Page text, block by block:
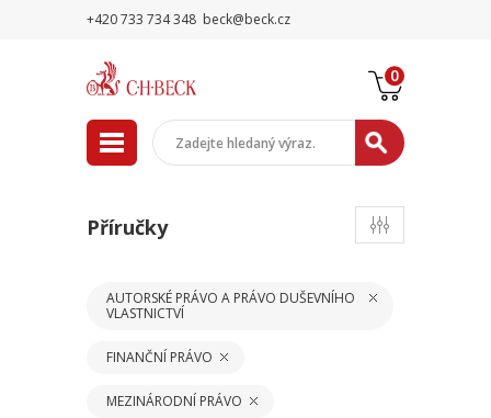
+420 733 734 348 beck@beck.cz
0
Příručky
AUTORSKÉ PRÁVO A PRÁVO DUŠEVNÍHO
VLASTNICTVÍ
FINANČNÍ PRÁVO
MEZINÁRODNÍ PRÁVO